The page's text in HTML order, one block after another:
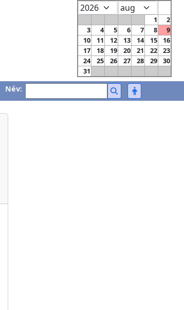
1
2
3
4 5 6 7 8
9
10
11 12 13 14 15
16
17
18 19 20 21 22
23
24
25 26 27 28 29
30
31
Név: